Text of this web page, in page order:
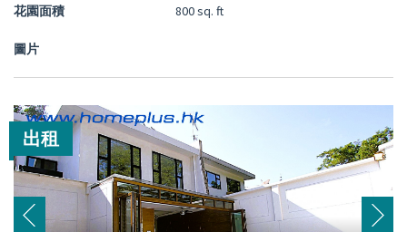
花園面積
800 sq. ft
圖片
出租